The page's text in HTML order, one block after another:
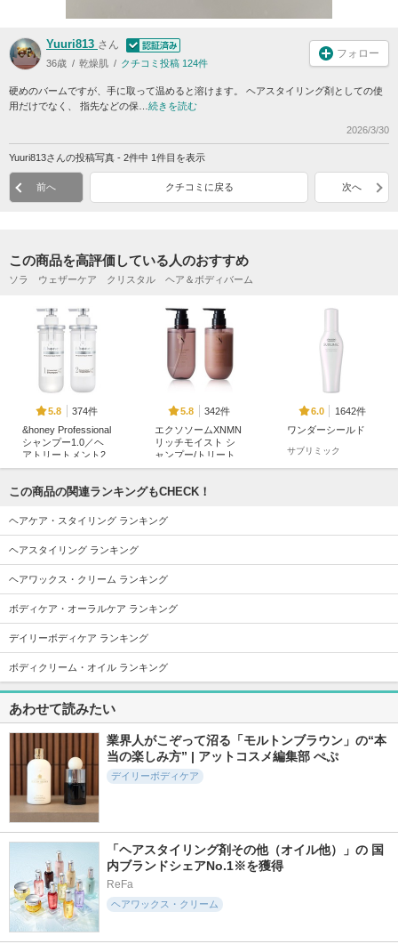
Yuuri813 さん
36歳 乾燥肌 クチコミ投稿 124件
フォロー
硬めのバームですが、手に取って温めると溶けます。 ヘアスタイリング剤としての使
用だけでなく、 指先などの保… 続きを読む
2026/3/30
Yuuri813さんの投稿写真 - 2件中 1件目を表示
前へ クチコミに戻る 次へ
この商品を高評価している人のおすすめ
ソラ ウェザーケア クリスタル ヘア＆ボディバーム
5.8
374件
&honey Professional
シャンプー1.0／ヘ
アトリートメント2.
0
&honey（アンドハニ
ー）
5.8
342件
エクソソームXNMN
リッチモイスト シ
ャンプー/トリート
メント
SN repair
6.0
1642件
ワンダーシールド
サブリミック
5.3
542件
ー ミスト
マイブースターズ
ント（ムードナイト
ムスク）
SILK THE RICH
ー＆ムスクの香り／
アー＆ムスクの香り
5.2
4112件
THERATIS by mixim
ナイトリペア シャ
ンプー／ヘアトリー
トメント
THERATIS
THERATIS TERA(セ
ラティス テラ) Pr
emium EX Night Moi
st シャンプー／ヘア
THERATIS
シャンプー/トリー
トメント パールシ
ャイン
この商品の関連ランキングもCHECK！
ヘアケア・スタイリング ランキング
ヘアスタイリング ランキング
ヘアワックス・クリーム ランキング
ボディケア・オーラルケア ランキング
デイリーボディケア ランキング
ボディクリーム・オイル ランキング
あわせて読みたい
業界人がこぞって沼る「モルトンブラウン」の“本
当の楽しみ方” | アットコスメ編集部 ぺぷ
デイリーボディケア
「ヘアスタイリング剤その他（オイル他）」の 国
内ブランドシェアNo.1※を獲得
ReFa
ヘアワックス・クリーム